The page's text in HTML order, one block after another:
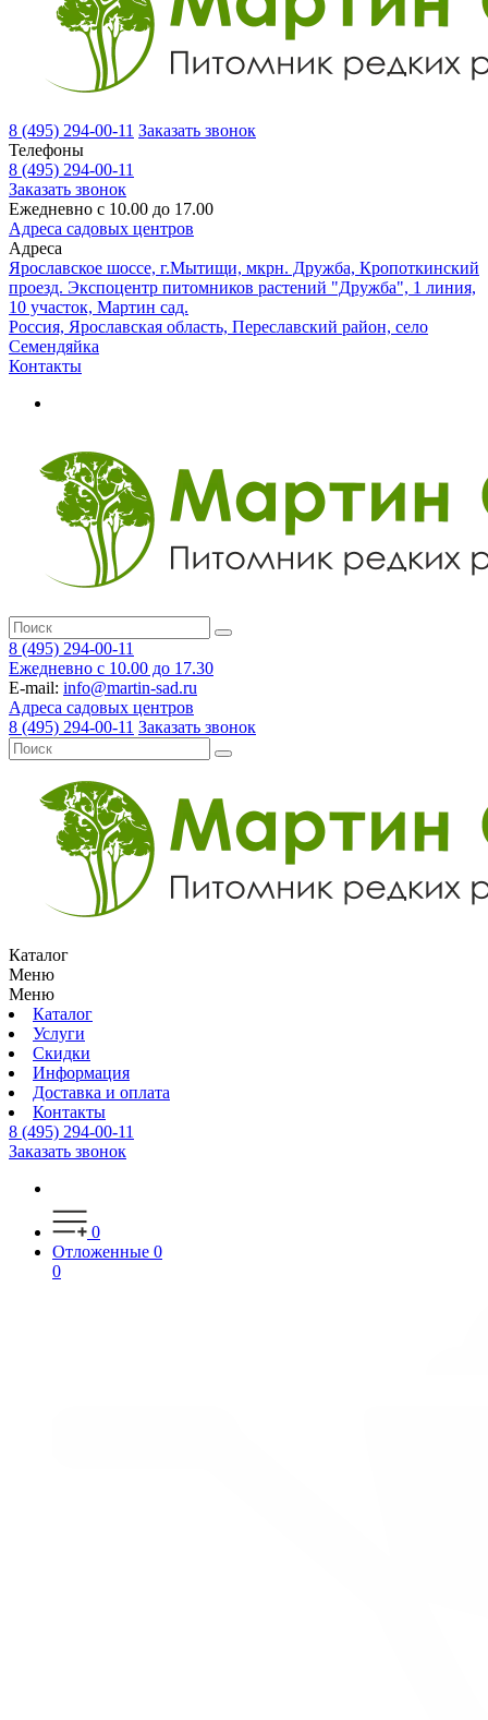
8 (495) 294-00-11 Заказать звонок
Телефоны
8 (495) 294-00-11
Заказать звонок
Ежедневно с 10.00 до 17.00
Адреса садовых центров
Адреса
Ярославское шоссе, г.Мытищи, мкрн. Дружба, Кропоткинский
проезд. Экспоцентр питомников растений "Дружба", 1 линия,
10 участок, Мартин сад.
Россия, Ярославская область, Переславский район, село
Семендяйка
Контакты
8 (495) 294-00-11
Ежедневно с 10.00 до 17.30
E-mail: info@martin-sad.ru
Адреса садовых центров
8 (495) 294-00-11 Заказать звонок
Каталог
Меню
Меню
Каталог
Услуги
Скидки
Информация
Доставка и оплата
Контакты
8 (495) 294-00-11
Заказать звонок
0
Отложенные 0
0